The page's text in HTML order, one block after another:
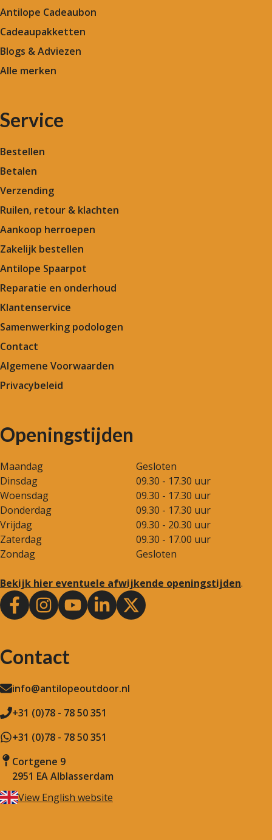
Antilope Cadeaubon
Cadeaupakketten
Blogs & Adviezen
Alle merken
Service
Bestellen
Betalen
Verzending
Ruilen, retour & klachten
Aankoop herroepen
Zakelijk bestellen
Antilope Spaarpot
Reparatie en onderhoud
Klantenservice
Samenwerking podologen
Contact
Algemene Voorwaarden
Privacybeleid
Openingstijden
Maandag
Gesloten
Dinsdag
09.30 - 17.30 uur
Woensdag
09.30 - 17.30 uur
Donderdag
09.30 - 17.30 uur
Vrijdag
09.30 - 20.30 uur
Zaterdag
09.30 - 17.00 uur
Zondag
Gesloten
Bekijk hier eventuele afwijkende openingstijden.
Contact
info@antilopeoutdoor.nl
+31 (0)78 - 78 50 351
+31 (0)78 - 78 50 351
Cortgene 9
2951 EA Alblasserdam
View English website